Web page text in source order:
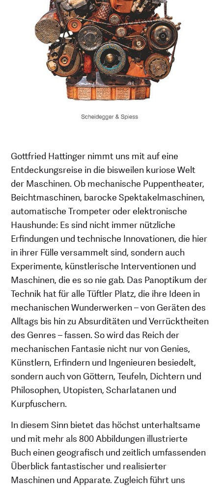
Gottfried Hattinger nimmt uns mit auf eine
Entdeckungsreise in die bisweilen kuriose Welt
der Maschinen. Ob mechanische Puppentheater,
Beichtmaschinen, barocke Spektakelmaschinen,
automatische Trompeter oder elektronische
Haushunde: Es sind nicht immer nützliche
Erfindungen und technische Innovationen, die hier
in ihrer Fülle versammelt sind, sondern auch
Experimente, künstlerische Interventionen und
Maschinen, die es so nie gab. Das Panoptikum der
Technik hat für alle Tüftler Platz, die ihre Ideen in
mechanischen Wunderwerken – von Geräten des
Alltags bis hin zu Absurditäten und Verrücktheiten
des Genres – fassen. So wird das Reich der
mechanischen Fantasie nicht nur von Genies,
Künstlern, Erfindern und Ingenieuren besiedelt,
sondern auch von Göttern, Teufeln, Dichtern und
Philosophen, Utopisten, Scharlatanen und
Kurpfuschern.
In diesem Sinn bietet das höchst unterhaltsame
und mit mehr als 800 Abbildungen illustrierte
Buch einen geografisch und zeitlich umfassenden
Überblick fantastischer und realisierter
Maschinen und Apparate. Zugleich führt uns